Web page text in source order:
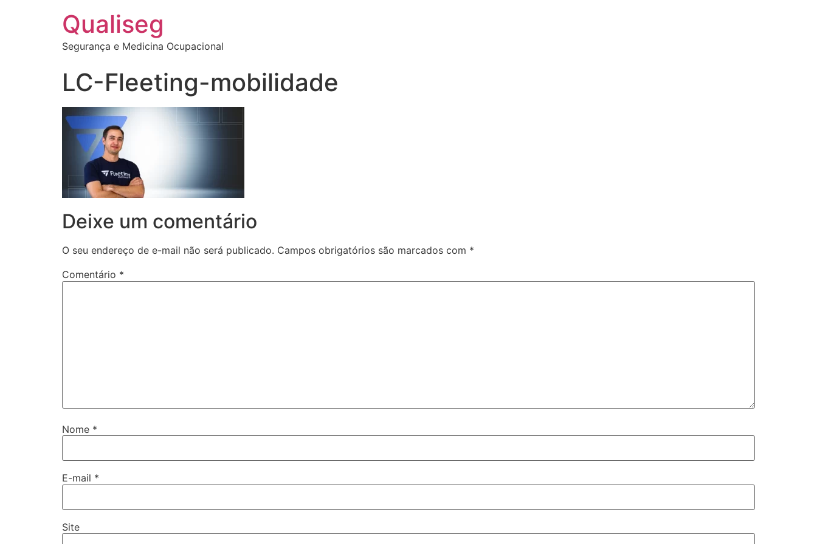
Qualiseg
Segurança e Medicina Ocupacional
LC-Fleeting-mobilidade
Deixe um comentário
O seu endereço de e-mail não será publicado. Campos obrigatórios são marcados com *
Comentário *
Nome *
E-mail *
Site